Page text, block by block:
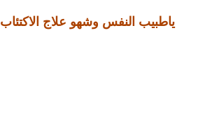
ياطبيب النفس وشهو علاج الاكتئاب